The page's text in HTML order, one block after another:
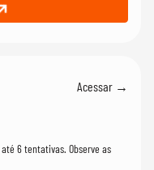
Acessar →
6 tentativas. Observe as